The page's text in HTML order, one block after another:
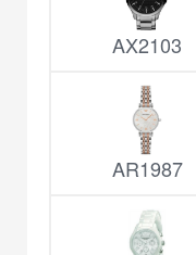
AX2103
AR1987